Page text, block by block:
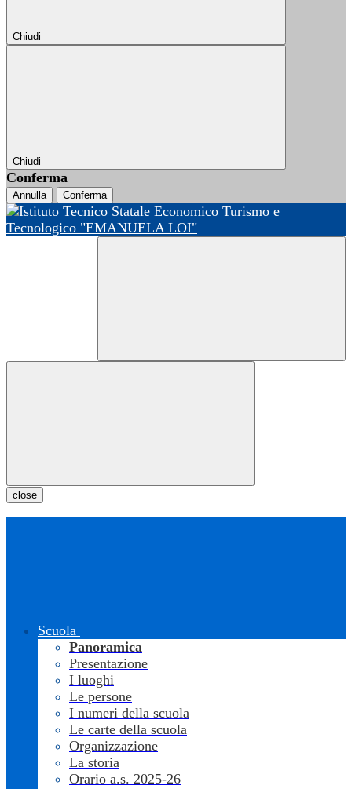
Chiudi
Chiudi
Conferma
Annulla Conferma
close
Scuola
Panoramica
Presentazione
I luoghi
Le persone
I numeri della scuola
Le carte della scuola
Organizzazione
La storia
Orario a.s. 2025-26